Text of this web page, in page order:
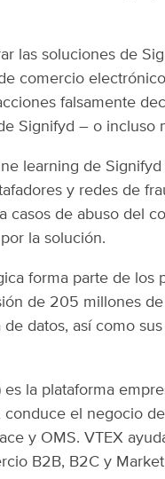
las soluciones de
comercio
falsamente
Signifyd – o incluso
learning de
y redes de
casos de abuso del
la solución.
forma parte de
de 205 millones
datos, así como
es la plataforma
conduce el negocio
y OMS. VTEX
B2B, B2C y